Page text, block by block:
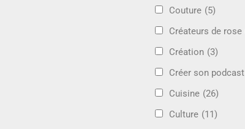
Couture (5)
Créateurs de rose
Création (3)
Créer son podcast
Cuisine (26)
Culture (11)